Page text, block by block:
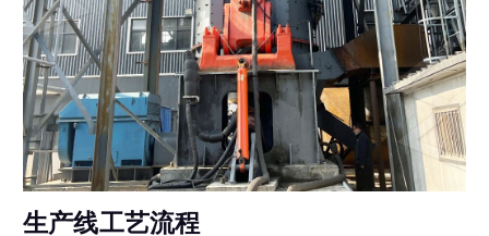
生产线工艺流程